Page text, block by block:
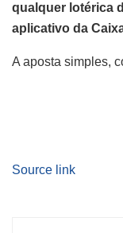
qualquer lotérica
aplicativo da
A aposta simples,
Source link